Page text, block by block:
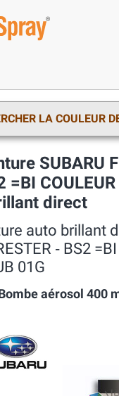
LA COULEUR
SUBARU
=BI
direct
auto brillant
‐ BS2
01G
aérosol 400